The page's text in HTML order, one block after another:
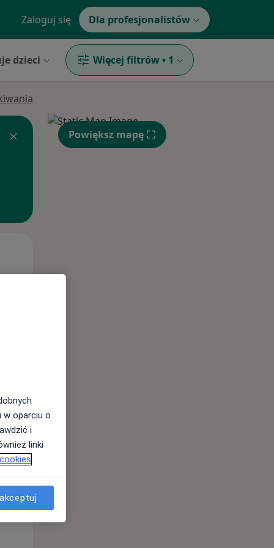
Zaloguj się Dla profesjonalistów
dzieci Więcej filtrów • 1
Wt,
11 Sie
Powiększ mapę
w oparciu o
i
linki